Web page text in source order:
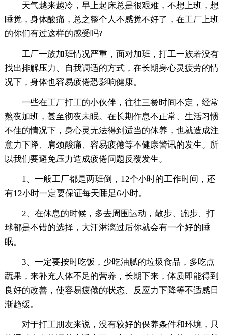
天气越来越冷，早上起床总是很艰难，不想上班，想
睡觉，身体酸痛，总之整个人不感觉不好了，在工厂上班
的你们有过这样的感受吗?
工厂一族加班情况严重，面对加班，打工一族若没有
找出排解压力、自我调适的方式，在长期身心灵疲劳的情
况下，身体也容易疲倦恐影响健康。
一些在工厂打工的小伙伴，往往三餐时间不定，经常
熬夜加班，甚至彻夜未眠。在长期作息不正常、生活习惯
不佳的情况下，身心灵无法得到适当的休养，也就造成注
意力下降、肩颈酸痛、容易疲倦等不健康警讯的发生。所
以我们要避免压力造成疲倦问题反覆发生。
1、一般工厂都是两班倒，12个小时的工作时间，还
有12小时一定要保证每天睡足6小时。
2、在休息的时候，多去周围运动，散步、跑步、打
球都是不错的选择，大汗淋漓过后你就会有一个好的睡
眠。
3、一定要按时吃饭，少吃油腻的垃圾食品，多吃点
蔬果，来补充人体不足的营养，长期下来，体质即能得到
良好的改善，使容易疲倦的状态、反应力下降等不适感日
渐趋缓。
对于打工朋友来说，没有较好的保养条件和环境，只